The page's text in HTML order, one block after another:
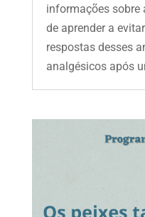
informações sobre
de aprender a
respostas desses
analgésicos após